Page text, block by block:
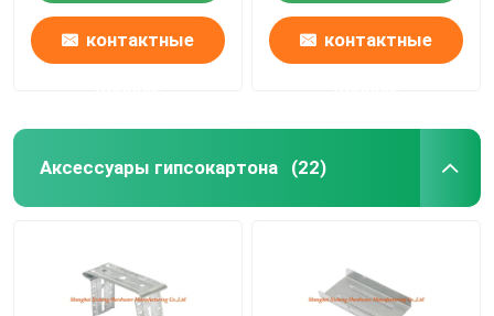
контактные контактные
Аксессуары гипсокартона (22)